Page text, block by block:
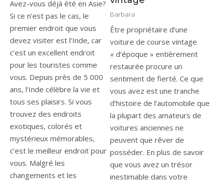
Avez-vous déjà été en Asie?
Si ce n’est pas le cas, le
premier endroit que vous
devez visiter est l’Inde, car
c’est un excellent endroit
pour les touristes comme
vous. Depuis près de 5 000
ans, l’Inde célèbre la vie et
tous ses plaisirs. Si vous
trouvez des endroits
exotiques, colorés et
mystérieux mémorables,
c’est le meilleur endroit pour
vous. Malgré les
changements et les
Barbara
Être propriétaire d’une
voiture de course vintage
« d’époque » entièrement
restaurée procure un
sentiment de fierté. Ce que
vous avez est une tranche
d’histoire de l’automobile que
la plupart des amateurs de
voitures anciennes ne
peuvent que rêver de
posséder. En plus de savoir
que vous avez un trésor
inestimable dans votre